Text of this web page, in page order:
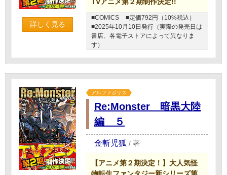
詳しく見る
TVアニメ第２期制作決定!!
■COMICS
■定価792円（10%税込）
■2025年10月10日発行（実際の発売日は
書店、各電子ストアによって異なりま
す）
アルファポリス
Re:Monster 暗黒大陸
編 ５
金斬児狐 / 著
【アニメ第２期決定！】大人気怪